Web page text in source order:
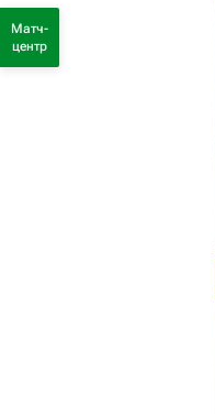
Матч-
центр